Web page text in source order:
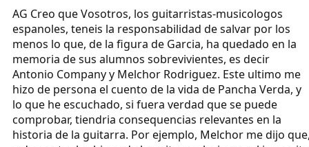
esta vez no hubo suerte, esta vez no se recuperó.
Saludos Adrián
AG Creo que Vosotros, los guitarristas-musicologos
espanoles, teneis la responsabilidad de salvar por los
menos lo que, de la figura de Garcia, ha quedado en la
memoria de sus alumnos sobrevivientes, es decir
Antonio Company y Melchor Rodriguez. Este ultimo me
hizo de persona el cuento de la vida de Pancha Verda, y
lo que he escuchado, si fuera verdad que se puede
comprobar, tiendria consequencias relevantes en la
historia de la guitarra. Por ejemplo, Melchor me dijo